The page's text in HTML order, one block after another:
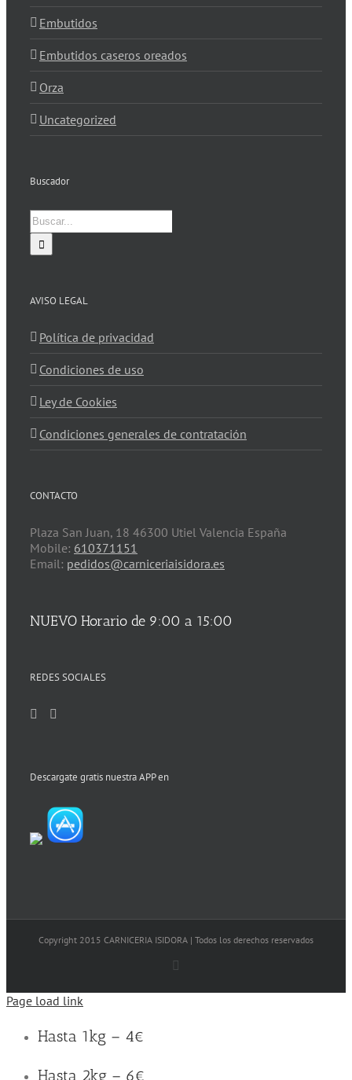
Embutidos
Embutidos caseros oreados
Orza
Uncategorized
Buscador
Buscar:
AVISO LEGAL
Política de privacidad
Condiciones de uso
Ley de Cookies
Condiciones generales de contratación
CONTACTO
Plaza San Juan, 18 46300 Utiel Valencia España
Mobile: 610371151
Email: pedidos@carniceriaisidora.es
NUEVO Horario de 9:00 a 15:00
REDES SOCIALES
Descargate gratis nuestra APP en
Copyright 2015 CARNICERIA ISIDORA | Todos los derechos reservados
Page load link
Hasta 1kg – 4€
Hasta 2kg – 6€